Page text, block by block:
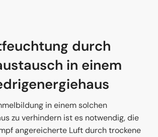
durch
in einem
in einem solchen
zu verhindern ist es notwendig, die
angereicherte Luft durch trockene